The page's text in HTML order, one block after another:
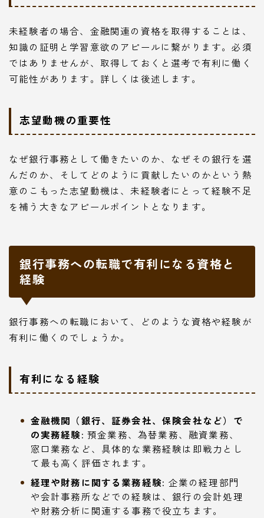
未経験者の場合、金融関連の資格を取得することは、
知識の証明と学習意欲のアピールに繋がります。必須
ではありませんが、取得しておくと選考で有利に働く
可能性があります。詳しくは後述します。
志望動機の重要性
なぜ銀行事務として働きたいのか、なぜその銀行を選
んだのか、そしてどのように貢献したいのかという熱
意のこもった志望動機は、未経験者にとって経験不足
を補う大きなアピールポイントとなります。
銀行事務への転職で有利になる資格と
経験
銀行事務への転職において、どのような資格や経験が
有利に働くのでしょうか。
有利になる経験
金融機関（銀行、証券会社、保険会社など）で
の実務経験: 預金業務、為替業務、融資業務、
窓口業務など、具体的な業務経験は即戦力とし
て最も高く評価されます。
経理や財務に関する業務経験: 企業の経理部門
や会計事務所などでの経験は、銀行の会計処理
や財務分析に関連する事務で役立ちます。